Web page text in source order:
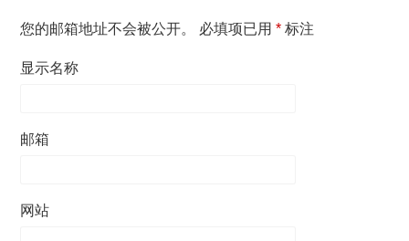
您的邮箱地址不会被公开。 必填项已用* 标注
显示名称
邮箱
网站